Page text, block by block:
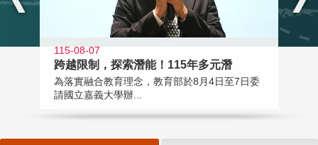
115-08-07
跨越限制，探索潛能！115年多元潛
為落實融合教育理念，教育部於8月4日至7日委
請國立嘉義大學辦...